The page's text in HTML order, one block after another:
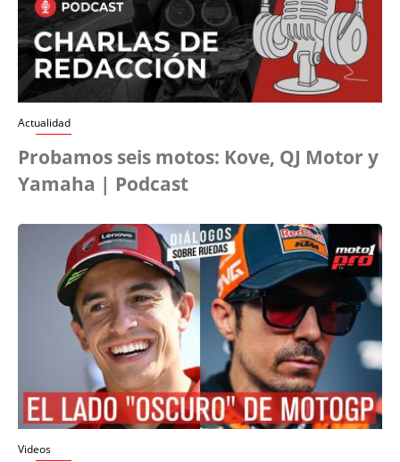
Actualidad
Probamos seis motos: Kove, QJ Motor y
Yamaha | Podcast
Videos